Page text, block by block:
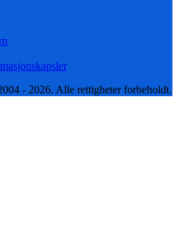
- 2026. Alle rettigheter forbeholdt.